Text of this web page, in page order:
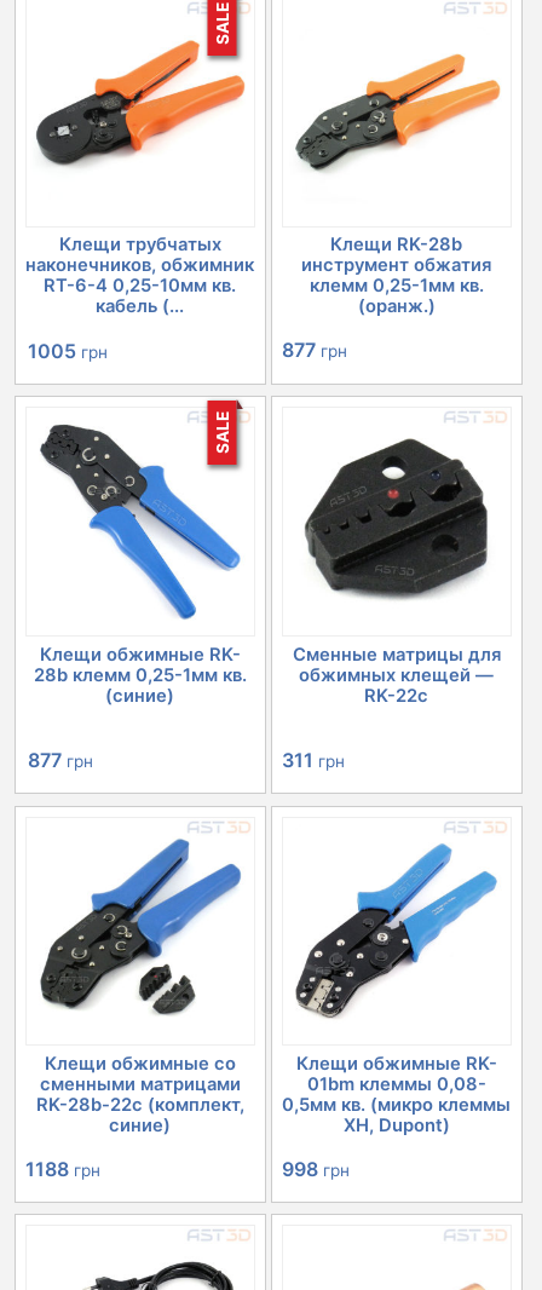
SALE
Клещи трубчатых
наконечников, обжимник
RT-6-4 0,25-10мм кв.
кабель (...
Первоначальная
цена
составляла
1099 грн.
1005 грн
цена:
1005 грн.
Клещи RK-28b
инструмент обжатия
клемм 0,25-1мм кв.
(оранж.)
877 грн
SALE
Клещи обжимные RK-
28b клемм 0,25-1мм кв.
(синие)
Первоначальная
цена
1005 грн.
877 грн
цена:
877 грн.
Сменные матрицы для
обжимных клещей —
RK-22c
311 грн
Клещи обжимные со
сменными матрицами
RK-28b-22с (комплект,
синие)
1188 грн
Клещи обжимные RK-
01bm клеммы 0,08-
0,5мм кв. (микро клеммы
XH, Dupont)
998 грн